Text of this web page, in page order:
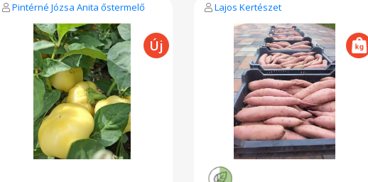
Pintérné Józsa Anita őstermelő Lajos Kertészet